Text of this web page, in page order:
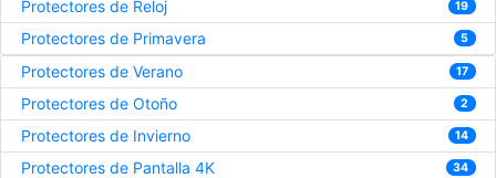
Protectores de Reloj 19
Protectores de Primavera 5
Protectores de Verano 17
Protectores de Otoño 2
Protectores de Invierno 14
Protectores de Pantalla 4K 34